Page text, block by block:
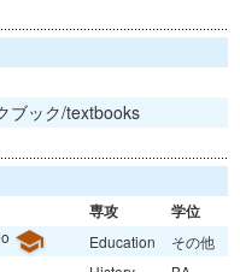
ブック/textbooks
専攻 学位
school Education
その他